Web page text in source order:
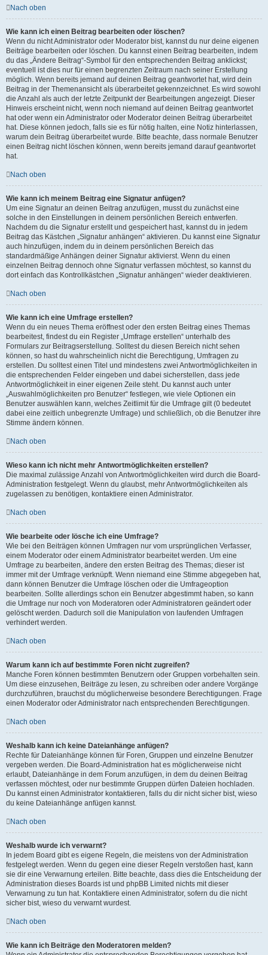
Nach oben
Wie kann ich einen Beitrag bearbeiten oder löschen?
Wenn du nicht Administrator oder Moderator bist, kannst du nur deine eigenen
Beiträge bearbeiten oder löschen. Du kannst einen Beitrag bearbeiten, indem
du das „Ändere Beitrag“-Symbol für den entsprechenden Beitrag anklickst;
eventuell ist dies nur für einen begrenzten Zeitraum nach seiner Erstellung
möglich. Wenn bereits jemand auf deinen Beitrag geantwortet hat, wird dein
Beitrag in der Themenansicht als überarbeitet gekennzeichnet. Es wird sowohl
die Anzahl als auch der letzte Zeitpunkt der Bearbeitungen angezeigt. Dieser
Hinweis erscheint nicht, wenn noch niemand auf deinen Beitrag geantwortet
hat oder wenn ein Administrator oder Moderator deinen Beitrag überarbeitet
hat. Diese können jedoch, falls sie es für nötig halten, eine Notiz hinterlassen,
warum dein Beitrag überarbeitet wurde. Bitte beachte, dass normale Benutzer
einen Beitrag nicht löschen können, wenn bereits jemand darauf geantwortet
hat.
Nach oben
Wie kann ich meinem Beitrag eine Signatur anfügen?
Um eine Signatur an deinen Beitrag anzufügen, musst du zunächst eine
solche in den Einstellungen in deinem persönlichen Bereich entwerfen.
Nachdem du die Signatur erstellt und gespeichert hast, kannst du in jedem
Beitrag das Kästchen „Signatur anhängen“ aktivieren. Du kannst eine Signatur
auch hinzufügen, indem du in deinem persönlichen Bereich das
standardmäßige Anhängen deiner Signatur aktivierst. Wenn du einen
einzelnen Beitrag dennoch ohne Signatur verfassen möchtest, so kannst du
dort einfach das Kontrollkästchen „Signatur anhängen“ wieder deaktivieren.
Nach oben
Wie kann ich eine Umfrage erstellen?
Wenn du ein neues Thema eröffnest oder den ersten Beitrag eines Themas
bearbeitest, findest du ein Register „Umfrage erstellen“ unterhalb des
Formulars zur Beitragserstellung. Solltest du diesen Bereich nicht sehen
können, so hast du wahrscheinlich nicht die Berechtigung, Umfragen zu
erstellen. Du solltest einen Titel und mindestens zwei Antwortmöglichkeiten in
die entsprechenden Felder eingeben und dabei sicherstellen, dass jede
Antwortmöglichkeit in einer eigenen Zeile steht. Du kannst auch unter
„Auswahlmöglichkeiten pro Benutzer“ festlegen, wie viele Optionen ein
Benutzer auswählen kann, welches Zeitlimit für die Umfrage gilt (0 bedeutet
dabei eine zeitlich unbegrenzte Umfrage) und schließlich, ob die Benutzer ihre
Stimme ändern können.
Nach oben
Wieso kann ich nicht mehr Antwortmöglichkeiten erstellen?
Die maximal zulässige Anzahl von Antwortmöglichkeiten wird durch die Board-
Administration festgelegt. Wenn du glaubst, mehr Antwortmöglichkeiten als
zugelassen zu benötigen, kontaktiere einen Administrator.
Nach oben
Wie bearbeite oder lösche ich eine Umfrage?
Wie bei den Beiträgen können Umfragen nur vom ursprünglichen Verfasser,
einem Moderator oder einem Administrator bearbeitet werden. Um eine
Umfrage zu bearbeiten, ändere den ersten Beitrag des Themas; dieser ist
immer mit der Umfrage verknüpft. Wenn niemand eine Stimme abgegeben hat,
dann können Benutzer die Umfrage löschen oder die Umfrageoption
bearbeiten. Sollte allerdings schon ein Benutzer abgestimmt haben, so kann
die Umfrage nur noch von Moderatoren oder Administratoren geändert oder
gelöscht werden. Dadurch soll die Manipulation von laufenden Umfragen
verhindert werden.
Nach oben
Warum kann ich auf bestimmte Foren nicht zugreifen?
Manche Foren können bestimmten Benutzern oder Gruppen vorbehalten sein.
Um diese einzusehen, Beiträge zu lesen, zu schreiben oder andere Vorgänge
durchzuführen, brauchst du möglicherweise besondere Berechtigungen. Frage
einen Moderator oder Administrator nach entsprechenden Berechtigungen.
Nach oben
Weshalb kann ich keine Dateianhänge anfügen?
Rechte für Dateianhänge können für Foren, Gruppen und einzelne Benutzer
vergeben werden. Die Board-Administration hat es möglicherweise nicht
erlaubt, Dateianhänge in dem Forum anzufügen, in dem du deinen Beitrag
verfassen möchtest, oder nur bestimmte Gruppen dürfen Dateien hochladen.
Du kannst einen Administrator kontaktieren, falls du dir nicht sicher bist, wieso
du keine Dateianhänge anfügen kannst.
Nach oben
Weshalb wurde ich verwarnt?
In jedem Board gibt es eigene Regeln, die meistens von der Administration
festgelegt werden. Wenn du gegen eine dieser Regeln verstoßen hast, kann
sie dir eine Verwarnung erteilen. Bitte beachte, dass dies die Entscheidung der
Administration dieses Boards ist und phpBB Limited nichts mit dieser
Verwarnung zu tun hat. Kontaktiere einen Administrator, sofern du die nicht
sicher bist, wieso du verwarnt wurdest.
Nach oben
Wie kann ich Beiträge den Moderatoren melden?